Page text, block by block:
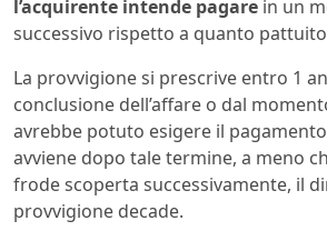
l’acquirente intende pagare in un
successivo rispetto a quanto
La provvigione si prescrive entro 1
conclusione dell’affare o dal
avrebbe potuto esigere il
avviene dopo tale termine, a meno
frode scoperta successivamente, il
provvigione decade.